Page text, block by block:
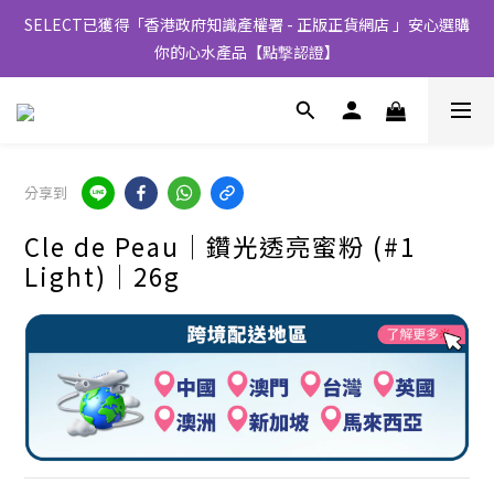
SELECT已獲得「香港政府知識產權署 - 正版正貨網店 」安心選購
你的心水產品【點撃認證】
分享到
Cle de Peau│鑽光透亮蜜粉 (#1
Light)│26g